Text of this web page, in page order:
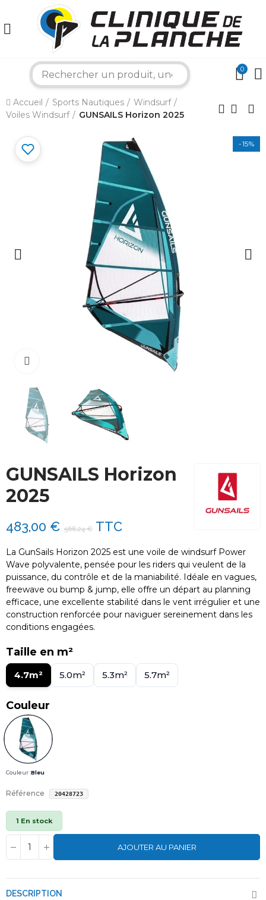
0
Accueil Sports Nautiques
Windsurf
Voiles Windsurf
GUNSAILS Horizon 2025
-15%
GUNSAILS Horizon
2025
483,00 € 568,24 € TTC
La GunSails Horizon 2025 est une voile de windsurf Power
Wave polyvalente, pensée pour les riders qui veulent de la
puissance, du contrôle et de la maniabilité. Idéale en vagues,
freewave ou bump & jump, elle offre un départ au planning
efficace, une excellente stabilité dans le vent irrégulier et une
construction renforcée pour naviguer sereinement dans les
conditions engagées.
Taille en m²
4.7m² 5.0m² 5.3m² 5.7m²
Couleur
Couleur :Bleu
Référence 20428723
1 En stock
AJOUTER AU PANIER
DESCRIPTION
Comment puis-je vous aider aujourd'hui ?